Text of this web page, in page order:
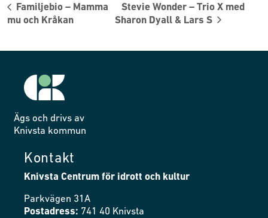
Familjebio – Mamma
mu och Kråkan
Stevie Wonder – Trio X med
Sharon Dyall & Lars S
Ägs och drivs av
Knivsta kommun
Kontakt
Knivsta Centrum för idrott och kultur
Parkvägen 31A
Postadress: 741 40 Knivsta